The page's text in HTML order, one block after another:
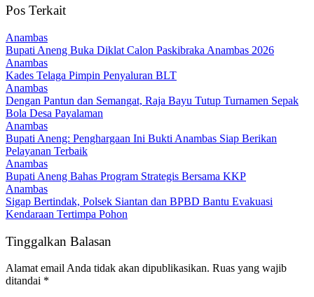
Pos Terkait
Anambas
Bupati Aneng Buka Diklat Calon Paskibraka Anambas 2026
Anambas
Kades Telaga Pimpin Penyaluran BLT
Anambas
Dengan Pantun dan Semangat, Raja Bayu Tutup Turnamen Sepak
Bola Desa Payalaman
Anambas
Bupati Aneng: Penghargaan Ini Bukti Anambas Siap Berikan
Pelayanan Terbaik
Anambas
Bupati Aneng Bahas Program Strategis Bersama KKP
Anambas
Sigap Bertindak, Polsek Siantan dan BPBD Bantu Evakuasi
Kendaraan Tertimpa Pohon
Tinggalkan Balasan
Alamat email Anda tidak akan dipublikasikan. Ruas yang wajib
ditandai *